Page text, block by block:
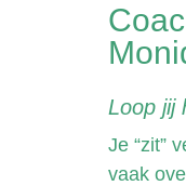
Loop jij
Je “zit”
vaak